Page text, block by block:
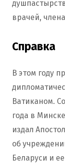
врачей,
Справка
В этом году
Ватиканом.
года в
издал
об
Беларуси и